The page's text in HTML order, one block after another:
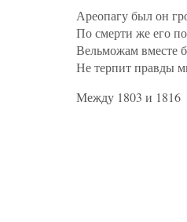
Ареопагу был он
По смерти же его
Вельможам вместе
Не терпит правды
Между 1803 и 1816